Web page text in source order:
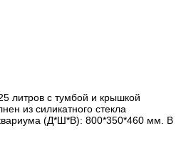
литров с тумбой и крышкой
из силикатного стекла
(Д*Ш*В): 800*350*460 мм. В